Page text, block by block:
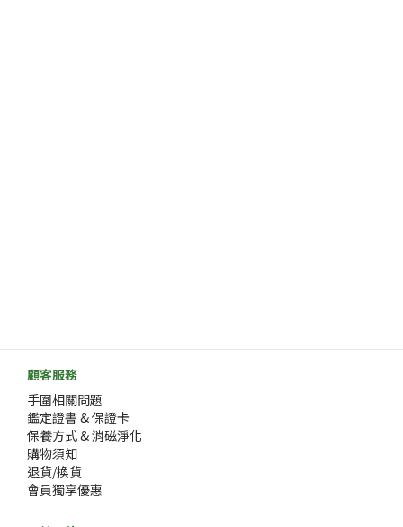
顧客服務
手圍相關問題
鑑定證書 & 保證卡
保養方式 & 消磁淨化
購物須知
退貨/換貨
會員獨享優惠